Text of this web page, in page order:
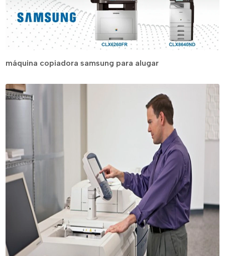
máquina copiadora samsung para alugar